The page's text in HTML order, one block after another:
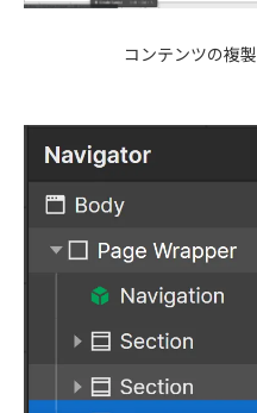
コンテンツの複製